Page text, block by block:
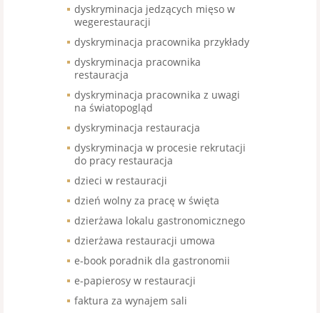
dyskryminacja jedzących mięso w
wegerestauracji
dyskryminacja pracownika przykłady
dyskryminacja pracownika
restauracja
dyskryminacja pracownika z uwagi
na światopogląd
dyskryminacja restauracja
dyskryminacja w procesie rekrutacji
do pracy restauracja
dzieci w restauracji
dzień wolny za pracę w święta
dzierżawa lokalu gastronomicznego
dzierżawa restauracji umowa
e-book poradnik dla gastronomii
e-papierosy w restauracji
faktura za wynajem sali